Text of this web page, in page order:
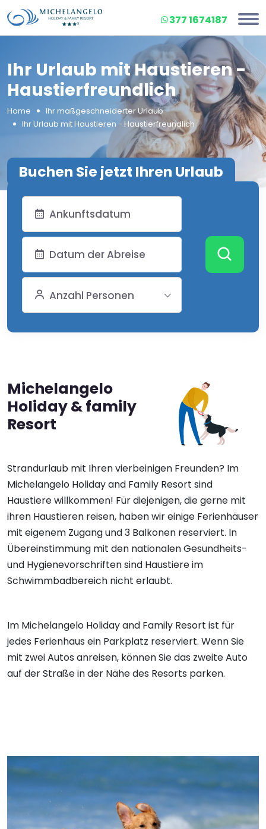
377 1674187
Ihr Urlaub mit Haustieren -
Haustierfreundlich
Home
Ihr maßgeschneiderter Urlaub
Ihr Urlaub mit Haustieren - Haustierfreundlich
Buchen Sie jetzt Ihren Urlaub
Anzahl Personen
Michelangelo
Holiday & family
Resort
Strandurlaub mit Ihren vierbeinigen Freunden? Im
Michelangelo Holiday and Family Resort sind
Haustiere willkommen! Für diejenigen, die gerne mit
ihren Haustieren reisen, haben wir einige Ferienhäuser
mit eigenem Zugang und 3 Balkonen reserviert. In
Übereinstimmung mit den nationalen Gesundheits-
und Hygienevorschriften sind Haustiere im
Schwimmbadbereich nicht erlaubt.
Im Michelangelo Holiday and Family Resort ist für
jedes Ferienhaus ein Parkplatz reserviert. Wenn Sie
mit zwei Autos anreisen, können Sie das zweite Auto
auf der Straße in der Nähe des Resorts parken.